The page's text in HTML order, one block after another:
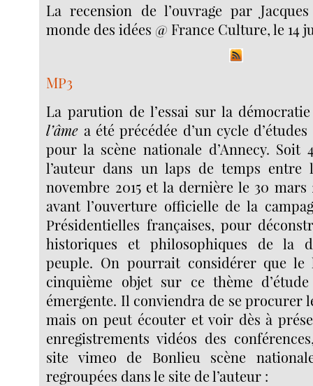
La recension de l’ouvrage par
monde des idées @ France Culture, le 14
MP3
La parution de l’essai sur la
l’âme a été précédée d’un cycle
pour la scène nationale d’Annecy. Soit
l’auteur dans un laps de temps entre
novembre 2015 et la dernière le 30
avant l’ouverture officielle de la
Présidentielles françaises, pour
historiques et philosophiques de la
peuple. On pourrait considérer que
cinquième objet sur ce thème
émergente. Il conviendra de se procurer
mais on peut écouter et voir dès à
enregistrements vidéos des
site vimeo de Bonlieu scène
regroupées dans le site de l’auteur :